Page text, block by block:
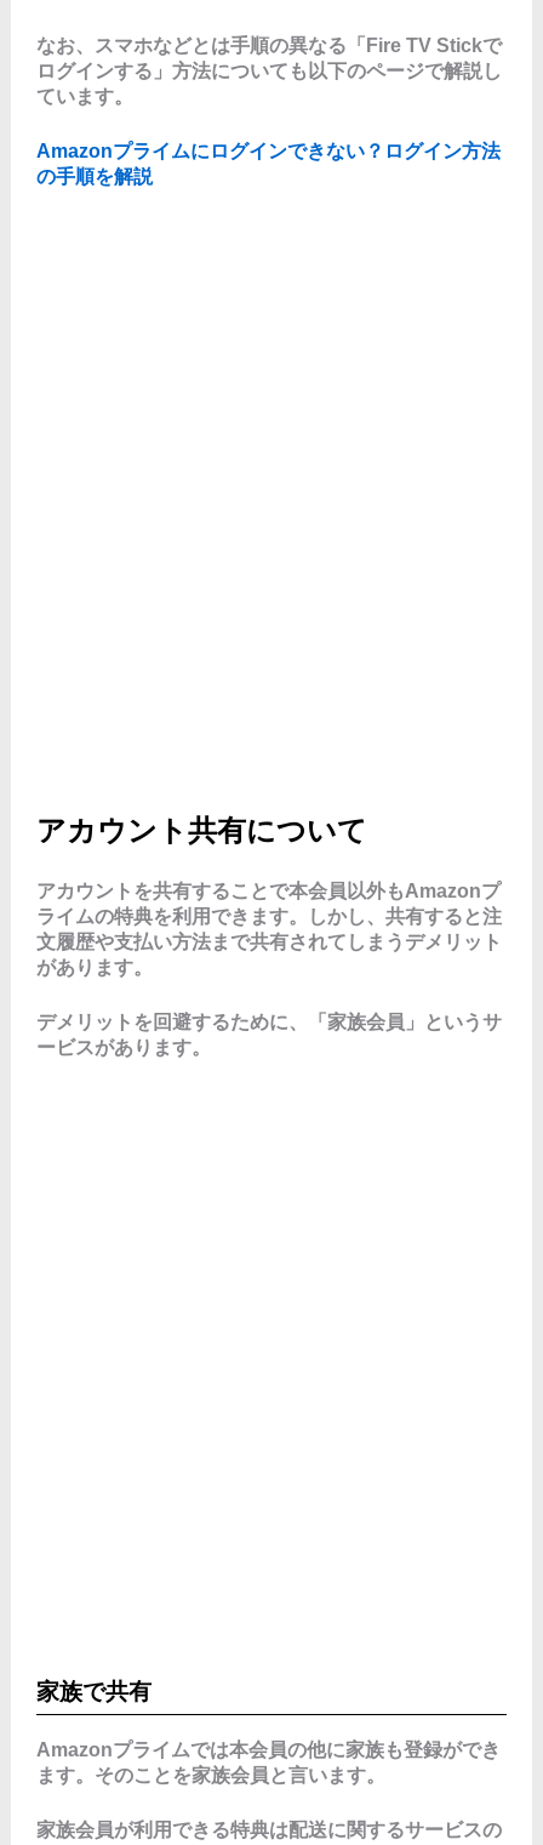
なお、スマホなどとは手順の異なる「Fire TV Stickで
ログインする」方法についても以下のページで解説し
ています。
Amazonプライムにログインできない？ログイン方法
の手順を解説
アカウント共有について
アカウントを共有することで本会員以外もAmazonプ
ライムの特典を利用できます。しかし、共有すると注
文履歴や支払い方法まで共有されてしまうデメリット
があります。
デメリットを回避するために、「家族会員」というサ
ービスがあります。
家族で共有
Amazonプライムでは本会員の他に家族も登録ができ
ます。そのことを家族会員と言います。
家族会員が利用できる特典は配送に関するサービスの